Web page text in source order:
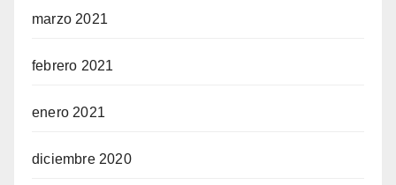
marzo 2021
febrero 2021
enero 2021
diciembre 2020